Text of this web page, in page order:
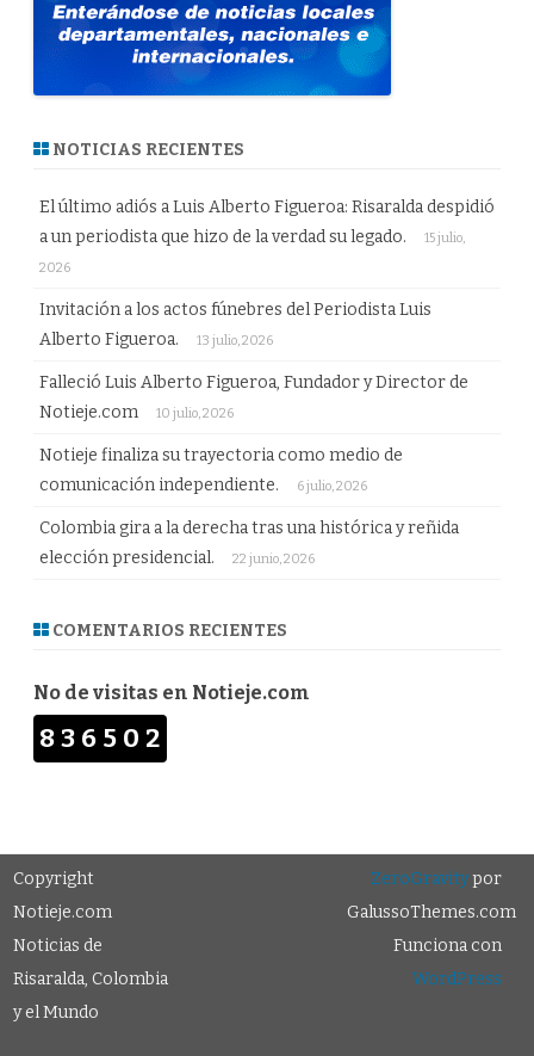
NOTICIAS RECIENTES
El último adiós a Luis Alberto Figueroa: Risaralda despidió
a un periodista que hizo de la verdad su legado.
15 julio,
2026
Invitación a los actos fúnebres del Periodista Luis
Alberto Figueroa.
13 julio, 2026
Falleció Luis Alberto Figueroa, Fundador y Director de
Notieje.com
10 julio, 2026
Notieje finaliza su trayectoria como medio de
comunicación independiente.
6 julio, 2026
Colombia gira a la derecha tras una histórica y reñida
elección presidencial.
22 junio, 2026
COMENTARIOS RECIENTES
No de visitas en Notieje.com
836502
Copyright
Notieje.com
Noticias de
Risaralda, Colombia
y el Mundo
ZeroGravitypor
GalussoThemes.com
Funciona con
WordPress